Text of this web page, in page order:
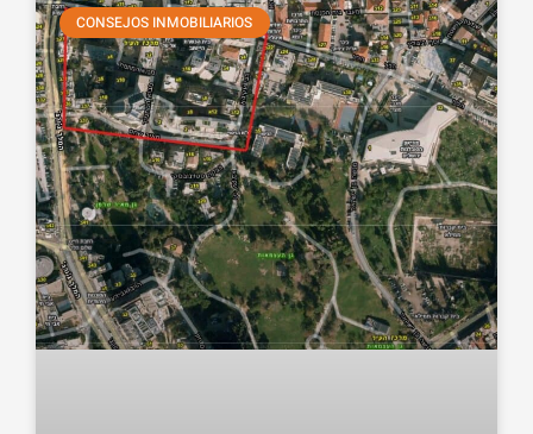
CONSEJOS INMOBILIARIOS